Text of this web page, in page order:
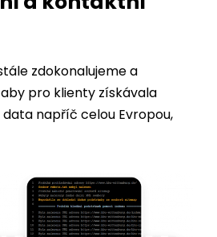
zdokonalujeme a
napříč celou Evropou,